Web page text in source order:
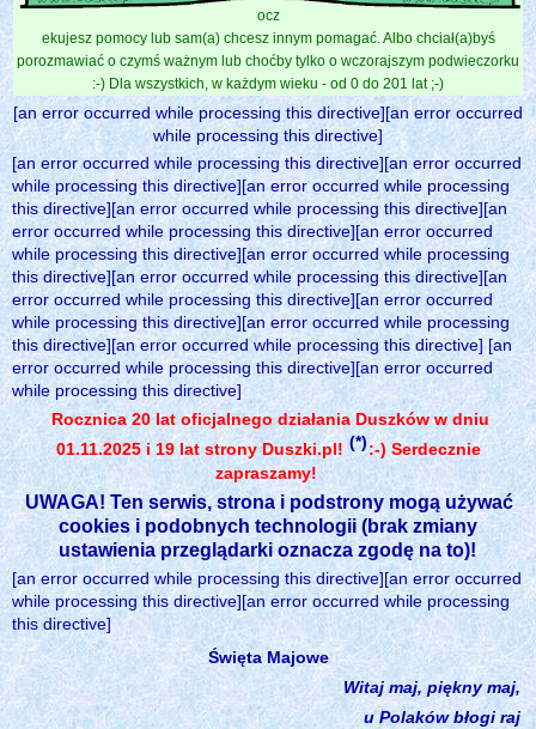
ocz
ekujesz pomocy lub sam(a) chcesz innym pomagać. Albo chciał(a)byś
porozmawiać o czymś ważnym lub choćby tylko o wczorajszym podwieczorku
:-) Dla wszystkich, w każdym wieku - od 0 do 201 lat ;-)
[an error occurred while processing this directive][an error occurred
while processing this directive]
[an error occurred while processing this directive][an error occurred
while processing this directive][an error occurred while processing
this directive][an error occurred while processing this directive][an
error occurred while processing this directive][an error occurred
while processing this directive][an error occurred while processing
this directive][an error occurred while processing this directive][an
error occurred while processing this directive][an error occurred
while processing this directive][an error occurred while processing
this directive][an error occurred while processing this directive] [an
error occurred while processing this directive][an error occurred
while processing this directive]
Rocznica 20 lat oficjalnego działania Duszków w dniu
01.11.2025 i 19 lat strony Duszki.pl! (*):-) Serdecznie
zapraszamy!
UWAGA! Ten serwis, strona i podstrony mogą używać
cookies i podobnych technologii (brak zmiany
ustawienia przeglądarki oznacza zgodę na to)!
[an error occurred while processing this directive][an error occurred
while processing this directive][an error occurred while processing
this directive]
Święta Majowe
Witaj maj, piękny maj,
u Polaków błogi raj